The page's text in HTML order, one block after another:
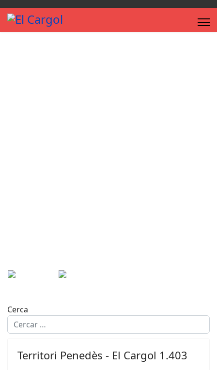
Cerca
Territori Penedès - El Cargol 1.403